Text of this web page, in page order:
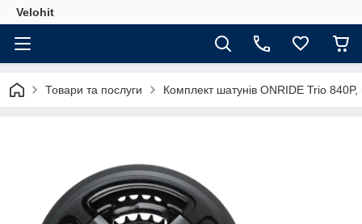
Velohit
Товари та послуги Комплект шатунів ONRIDE Trio